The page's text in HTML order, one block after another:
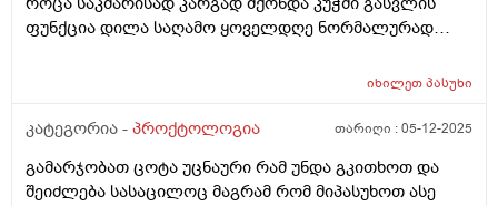
ფუნქცია დილა საღამო ყოველდღე ნორმალურად
საწინაღმდეგო წამალი დაარ მიშველა შემდეგ დავლიე
და მომიწესრიგა შედარებიით უბრალოდ ის არის რომ
ყავისფერში იყო შერეული და მეორე ყვითელი ..
ნახშირის აბებიარ დამილევია რო შავი ფერი მიეცა და
იხილეთპასუხი
კატეგორია - პროქტოლოგია თარიღი :05-12-2025
გამარჯობათ ცოტა უცნაური რამ უნდა გკითხოთ და
შეიძლება სასაცილოც მაგრამ რომ მიპასუხოთ ასე